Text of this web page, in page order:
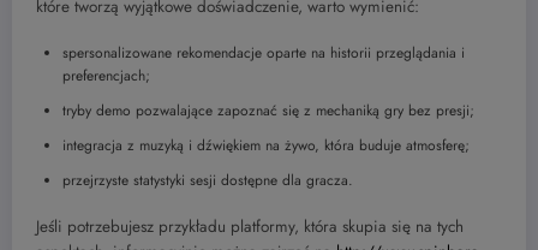
które tworzą wyjątkowe doświadczenie, warto wymienić:
spersonalizowane rekomendacje oparte na historii przeglądania i
preferencjach;
tryby demo pozwalające zapoznać się z mechaniką gry bez presji;
integracja z muzyką i dźwiękiem na żywo, która buduje atmosferę;
przejrzyste statystyki sesji dostępne dla gracza.
Jeśli potrzebujesz przykładu platformy, która skupia się na tych